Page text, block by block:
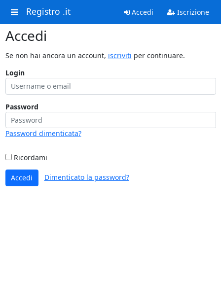
Registro .it Accedi Iscrizione
Accedi
Se non hai ancora un account, iscriviti per continuare.
Login
Password
Password dimenticata?
Ricordami
Accedi Dimenticato la password?